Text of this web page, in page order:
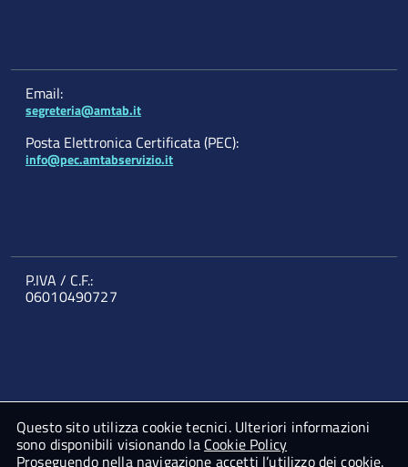
Questo sito utilizza cookie tecnici. Ulteriori informazioni
sono disponibili visionando la Cookie Policy
Proseguendo nella navigazione accetti l’utilizzo dei cookie.
Email:
segreteria@amtab.it
Posta Elettronica Certificata (PEC):
info@pec.amtabservizio.it
P.IVA / C.F.:
06010490727
Powered ByStudio AMICA Srl